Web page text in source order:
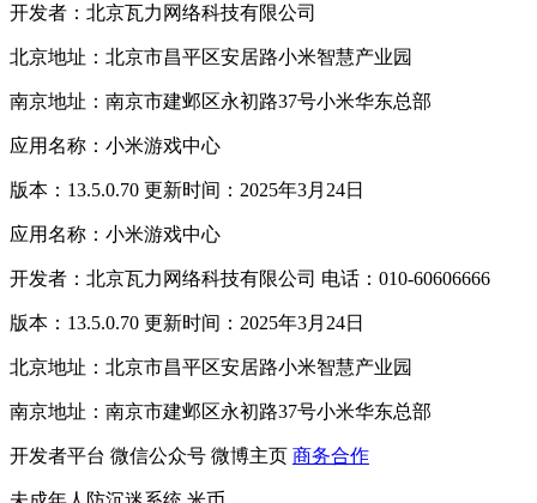
开发者：北京瓦力网络科技有限公司
北京地址：北京市昌平区安居路小米智慧产业园
南京地址：南京市建邺区永初路37号小米华东总部
应用名称：小米游戏中心
版本：13.5.0.70 更新时间：2025年3月24日
应用名称：小米游戏中心
开发者：北京瓦力网络科技有限公司 电话：010-60606666
版本：13.5.0.70 更新时间：2025年3月24日
北京地址：北京市昌平区安居路小米智慧产业园
南京地址：南京市建邺区永初路37号小米华东总部
开发者平台 微信公众号 微博主页 商务合作